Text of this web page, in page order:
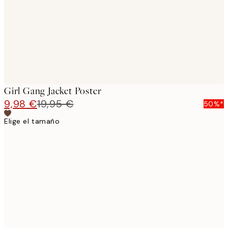
Girl Gang Jacket Poster
9,98 €19,95 €
50%*
Elige el tamaño